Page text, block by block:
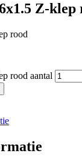
Z-klep
rood
rood aantal